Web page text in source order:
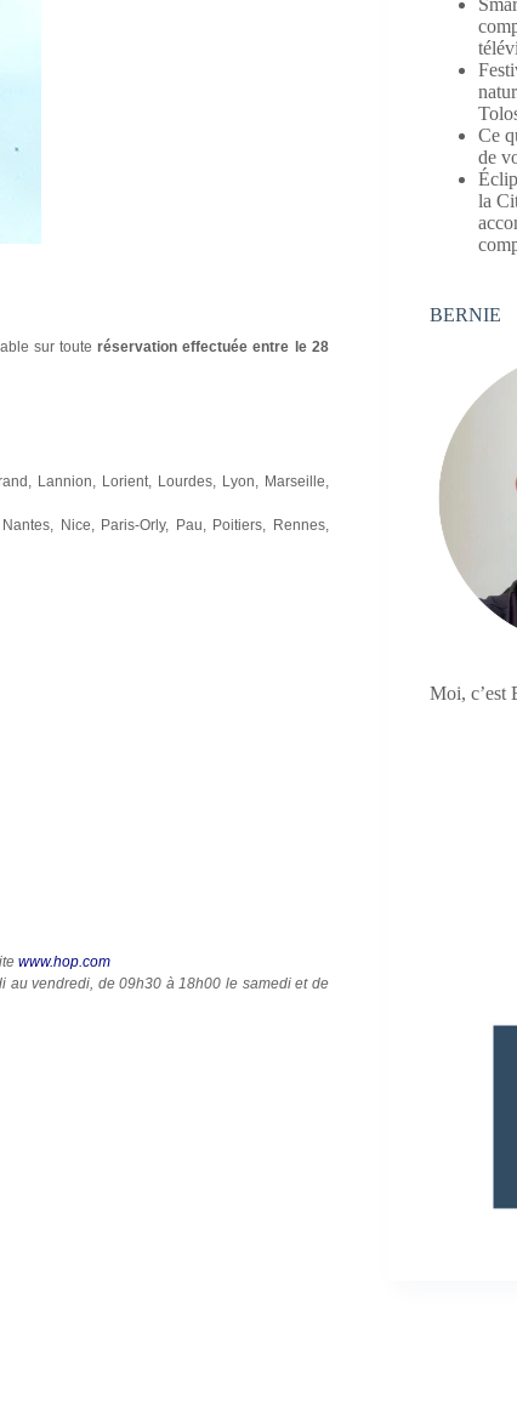
sur touteréservation effectuée entre le 28
Lannion, Lorient, Lourdes, Lyon, Marseille,
Nice, Paris-Orly, Pau, Poitiers, Rennes,
www.hop.com
au vendredi, de 09h30 à 18h00 le samedi et de
Ce
de
la
BERNIE
Moi, c’est